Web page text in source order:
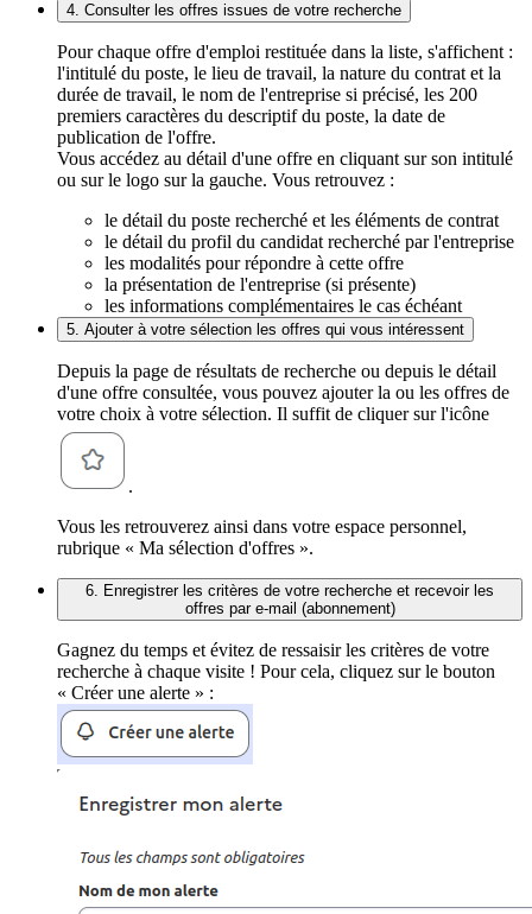
4. Consulter les offres issues de votre recherche
Pour chaque offre d'emploi restituée dans la liste, s'affichent :
l'intitulé du poste, le lieu de travail, la nature du contrat et la
durée de travail, le nom de l'entreprise si précisé, les 200
premiers caractères du descriptif du poste, la date de
publication de l'offre.
Vous accédez au détail d'une offre en cliquant sur son intitulé
ou sur le logo sur la gauche. Vous retrouvez :
le détail du poste recherché et les éléments de contrat
le détail du profil du candidat recherché par l'entreprise
les modalités pour répondre à cette offre
la présentation de l'entreprise (si présente)
les informations complémentaires le cas échéant
5. Ajouter à votre sélection les offres qui vous intéressent
Depuis la page de résultats de recherche ou depuis le détail
d'une offre consultée, vous pouvez ajouter la ou les offres de
votre choix à votre sélection. Il suffit de cliquer sur l'icône
.
Vous les retrouverez ainsi dans votre espace personnel,
rubrique « Ma sélection d'offres ».
6. Enregistrer les critères de votre recherche et recevoir les
offres par e-mail (abonnement)
Gagnez du temps et évitez de ressaisir les critères de votre
recherche à chaque visite ! Pour cela, cliquez sur le bouton
« Créer une alerte » :